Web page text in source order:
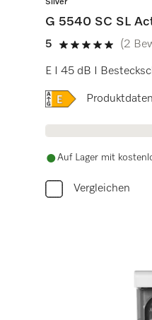
Silver
G 5540 SC SL
5
5 Sterne von 5
(2
E I 45 dB I
Onlinelabel
Auf Lager mit
Vergleichen